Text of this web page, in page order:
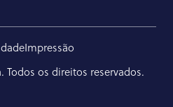
Impressão
os direitos reservados.